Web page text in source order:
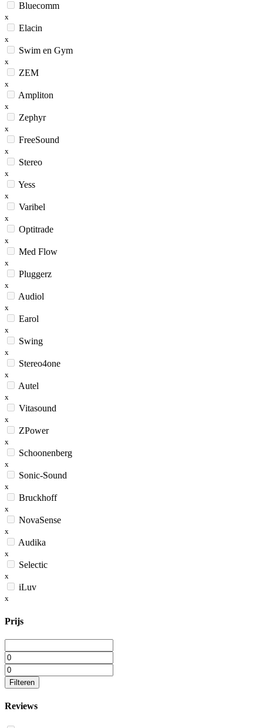
Bluecomm
x
Elacin
x
Swim en Gym
x
ZEM
x
Ampliton
x
Zephyr
x
FreeSound
x
Stereo
x
Yess
x
Varibel
x
Optitrade
x
Med Flow
x
Pluggerz
x
Audiol
x
Earol
x
Swing
x
Stereo4one
x
Autel
x
Vitasound
x
ZPower
x
Schoonenberg
x
Sonic-Sound
x
Bruckhoff
x
NovaSense
x
Audika
x
Selectic
x
iLuv
x
Prijs
Filteren
Reviews